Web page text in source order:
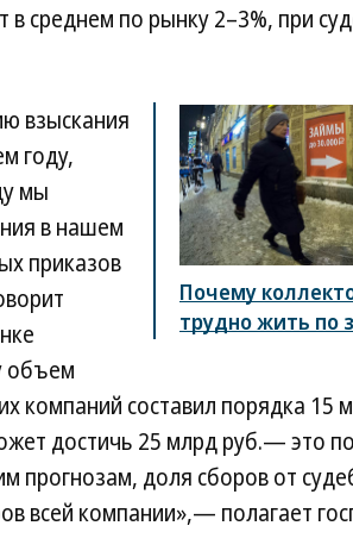
в среднем по рынку 2–3%, при
Почему
трудно жить по
взыскания
году,
мы
в нашем
приказов
объем
компаний составил порядка 15
достичь 25 млрд руб.— это
прогнозам, доля сборов от
всей компании»,— полагает